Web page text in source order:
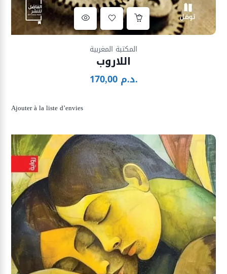
المكتبة المغربية
اللاروب
170,00 د.م.
Ajouter à la liste d’envies